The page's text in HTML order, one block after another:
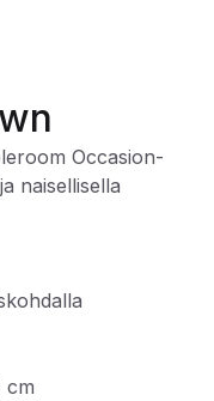
Occasion-
naisellisella
cm